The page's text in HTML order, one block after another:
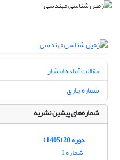
مقالات آماده انتشار
شماره جاری
شماره‌های پیشین نشریه
دوره 20 (1405)
شماره 1